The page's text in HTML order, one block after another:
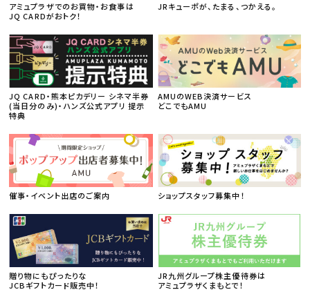
アミュプラザでのお買物・お食事は
JQ CARDがおトク！
JRキューポが、たまる、つかえる。
JQ CARD・熊本ピカデリー シネマ半券
(当日分のみ)・ハンズ公式アプリ 提示
特典
AMUのWEB決済サービス
どこでもAMU
催事・イベント出店のご案内 ショップスタッフ募集中！
贈り物にもぴったりな
JCBギフトカード販売中！
JR九州グループ株主優待券は
アミュプラザくまもとで！